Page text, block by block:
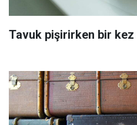
Tavuk pişirirken bir kez